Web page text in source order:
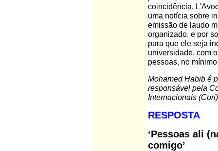
coincidência,
uma notícia sobre
emissão de laudo
organizado, e por
para que ele seja
universidade, com
pessoas, no
Mohamed Habib é
responsável pela
Internacionais
RESPOSTA
‘Pessoas ali
comigo’